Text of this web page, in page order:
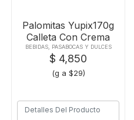
Palomitas Yupix170g
Calleta Con Crema
BEBIDAS, PASABOCAS Y DULCES
$ 4,850
(g a $29)